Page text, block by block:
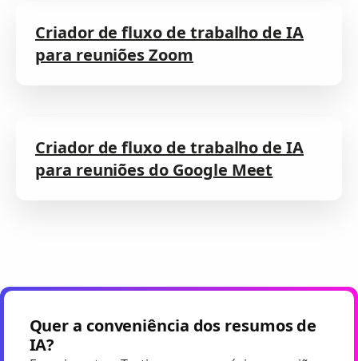
Criador de fluxo de trabalho de IA
para reuniões Zoom
Criador de fluxo de trabalho de IA
para reuniões do Google Meet
Quer a conveniência dos resumos de
IA?